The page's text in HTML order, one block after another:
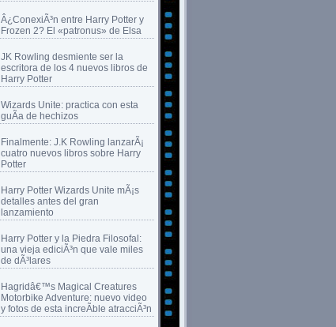
Â¿ConexiÃ³n entre Harry Potter y
Frozen 2? El «patronus» de Elsa
JK Rowling desmiente ser la
escritora de los 4 nuevos libros de
Harry Potter
Wizards Unite: practica con esta
guÃ­a de hechizos
Finalmente: J.K Rowling lanzarÃ¡
cuatro nuevos libros sobre Harry
Potter
Harry Potter Wizards Unite mÃ¡s
detalles antes del gran
lanzamiento
Harry Potter y la Piedra Filosofal:
una vieja ediciÃ³n que vale miles
de dÃ³lares
Hagridâ€™s Magical Creatures
Motorbike Adventure: nuevo video
y fotos de esta increÃ­ble atracciÃ³n